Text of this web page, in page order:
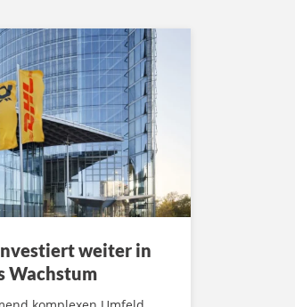
weiter in
Wachstum